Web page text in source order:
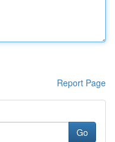
Report Page
Go